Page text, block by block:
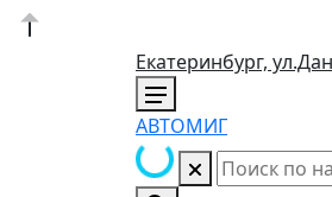
Екатеринбург,
АВТОМИГ